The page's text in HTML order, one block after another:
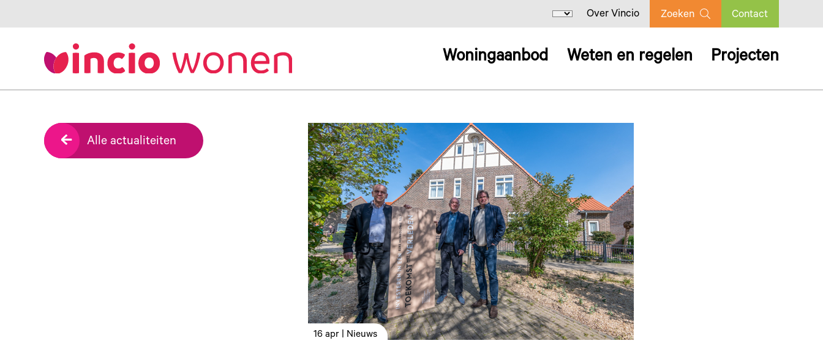
Over Vincio Zoeken Contact
Woningaanbod Weten en regelen Projecten
Alle actualiteiten
16 apr | Nieuws